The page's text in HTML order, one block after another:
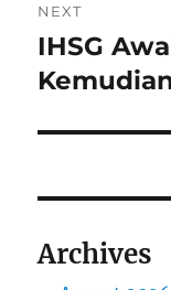
a
v
a
t
s
p
NEXT
e
t
o
t
IHSG
Archives